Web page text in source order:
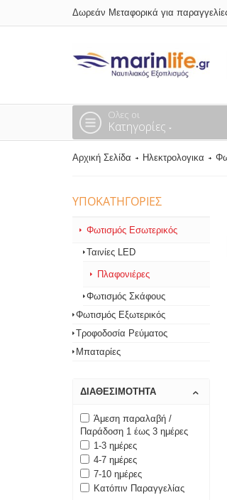
Δωρεάν Μεταφορικά για
Ολες οι
Κατηγορίες
Αρχική Σελίδα Ηλεκτρολογικα
ΥΠΟΚΑΤΗΓΟΡΊΕΣ
Φωτισμός Εσωτερικός
Ταινίες LED
Πλαφονιέρες
Φωτισμός Σκάφους
Φωτισμός Εξωτερικός
Τροφοδοσία Ρεύματος
Μπαταρίες
ΔΙΑΘΕΣΙΜΌΤΗΤΑ
Άμεση παραλαβή /
Παράδοση 1 έως 3 ημέρες
1-3 ημέρες
4-7 ημέρες
7-10 ημέρες
Κατόπιν Παραγγελίας